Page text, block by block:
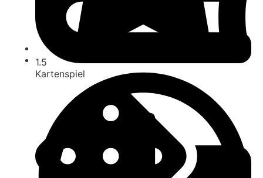
1.5
Kartenspiel